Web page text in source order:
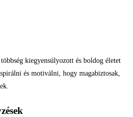
kiegyensúlyozott és boldog életet
és motiválni, hogy magabiztosak,